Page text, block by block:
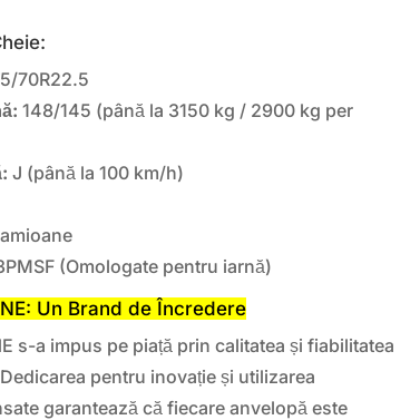
70R22.5
148/145 (până la 3150 kg / 2900 kg per
J (până la 100 km/h)
(Omologate pentru iarnă)
Un Brand de Încredere
s-a impus pe piață prin calitatea și fiabilitatea
pentru inovație și utilizarea
garantează că fiecare anvelopă este